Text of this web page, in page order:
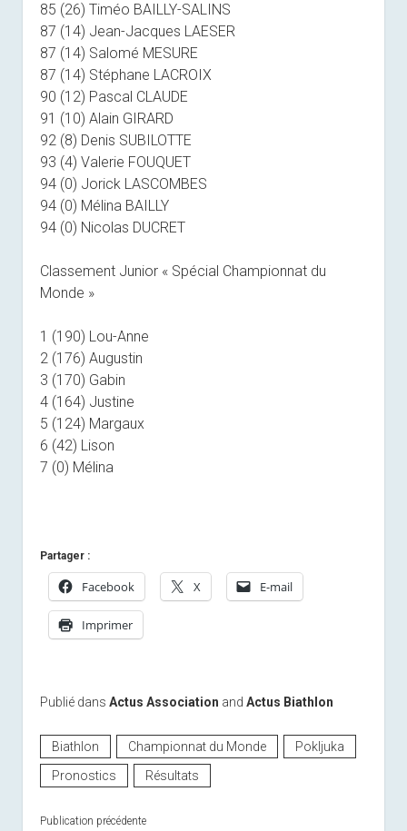
85 (26) Timéo BAILLY-SALINS
87 (14) Jean-Jacques LAESER
87 (14) Salomé MESURE
87 (14) Stéphane LACROIX
90 (12) Pascal CLAUDE
91 (10) Alain GIRARD
92 (8) Denis SUBILOTTE
93 (4) Valerie FOUQUET
94 (0) Jorick LASCOMBES
94 (0) Mélina BAILLY
94 (0) Nicolas DUCRET
Classement Junior « Spécial Championnat du
Monde »
1 (190) Lou-Anne
2 (176) Augustin
3 (170) Gabin
4 (164) Justine
5 (124) Margaux
6 (42) Lison
7 (0) Mélina
Partager :
Facebook X E-mail
Imprimer
Publié dans Actus Association and Actus Biathlon
Biathlon Championnat du Monde
Pokljuka
Pronostics
Résultats
Publication précédente